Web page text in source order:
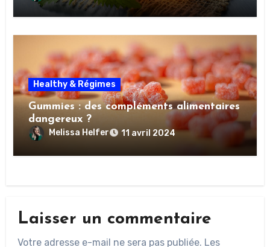
Healthy & Régimes
Gummies : des compléments alimentaires
dangereux ?
Melissa Helfer 11 avril 2024
Laisser un commentaire
Votre adresse e-mail ne sera pas publiée. Les